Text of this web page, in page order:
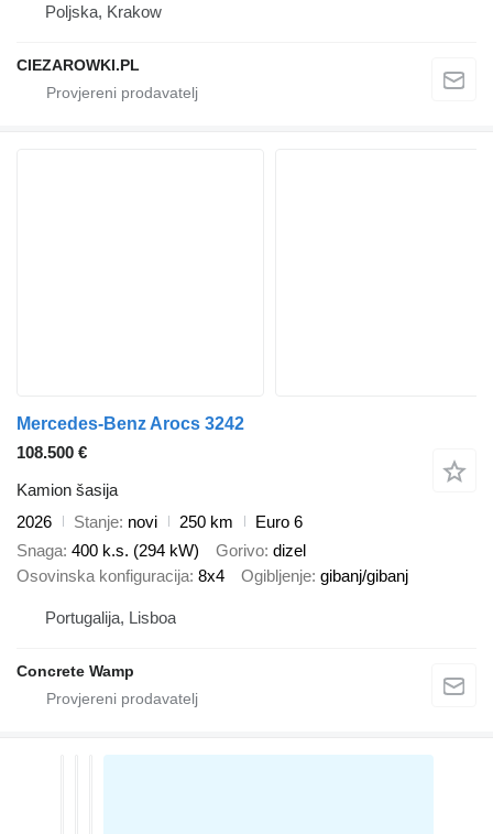
Poljska, Krakow
CIEZAROWKI.PL
Mercedes-Benz Arocs 3242
108.500 €
Kamion šasija
2026
Stanje novi 250 km
Euro 6
Snaga 400 k.s. (294 kW) Gorivo dizel
Osovinska konfiguracija 8x4 Ogibljenje gibanj/gibanj
Portugalija, Lisboa
Concrete Wamp